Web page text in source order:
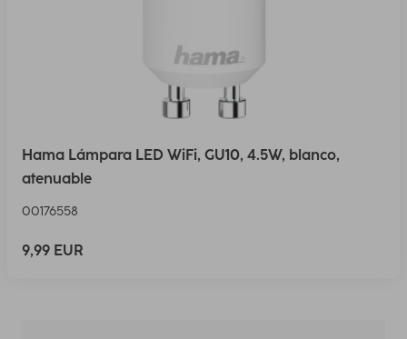
Hama Lámpara LED WiFi, GU10, 4.5W, blanco,
atenuable
00176558
9,99 EUR